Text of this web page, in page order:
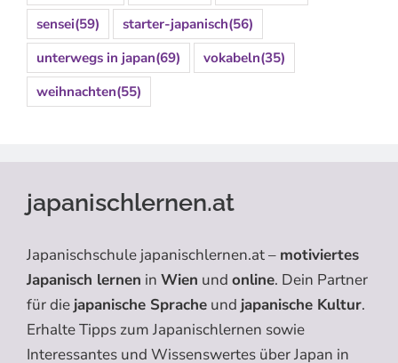
sensei(59) starter-japanisch(56)
unterwegs in japan(69) vokabeln(35)
weihnachten(55)
japanischlernen.at
Japanischschule japanischlernen.at – motiviertes
Japanisch lernen in Wien und online. Dein Partner
für die japanische Sprache und japanische Kultur.
Erhalte Tipps zum Japanischlernen sowie
Interessantes und Wissenswertes über Japan in